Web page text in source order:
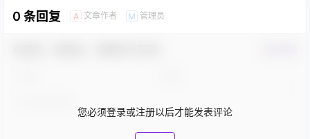
0 条回复 A 文章作者 M 管理员
您必须登录或注册以后才能发表评论